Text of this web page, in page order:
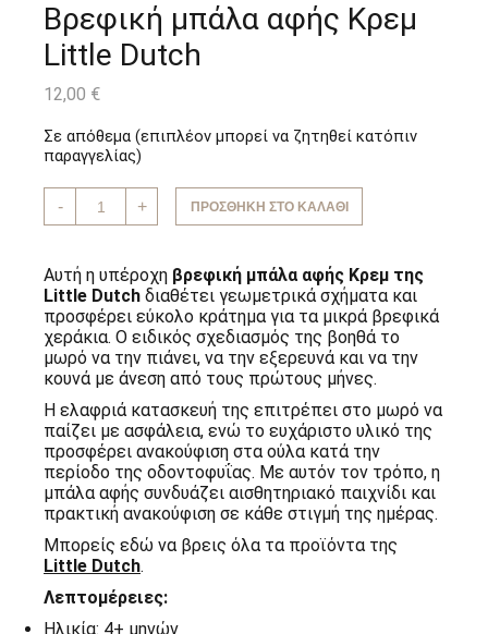
Βρεφική μπάλα αφής Κρεμ
Little Dutch
12,00 €
Σε απόθεμα (επιπλέον μπορεί να ζητηθεί κατόπιν
παραγγελίας)
-
Βρεφική
μπάλα
αφής
Little
Dutch
ποσότητα
+ ΠΡΟΣΘΉΚΗ ΣΤΟ ΚΑΛΆΘΙ
Αυτή η υπέροχη βρεφική μπάλα αφής Κρεμ της
Little Dutch διαθέτει γεωμετρικά σχήματα και
προσφέρει εύκολο κράτημα για τα μικρά βρεφικά
χεράκια. Ο ειδικός σχεδιασμός της βοηθά το
μωρό να την πιάνει, να την εξερευνά και να την
κουνά με άνεση από τους πρώτους μήνες.
Η ελαφριά κατασκευή της επιτρέπει στο μωρό να
παίζει με ασφάλεια, ενώ το ευχάριστο υλικό της
προσφέρει ανακούφιση στα ούλα κατά την
περίοδο της οδοντοφυΐας. Με αυτόν τον τρόπο, η
μπάλα αφής συνδυάζει αισθητηριακό παιχνίδι και
πρακτική ανακούφιση σε κάθε στιγμή της ημέρας.
Μπορείς εδώ να βρεις όλα τα προϊόντα της
Little Dutch.
Λεπτομέρειες:
Ηλικία: 4+ μηνών